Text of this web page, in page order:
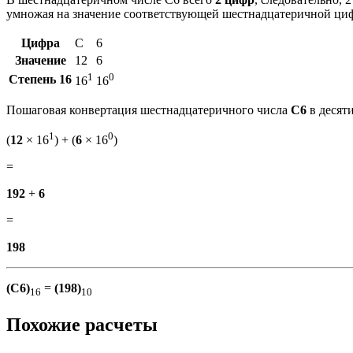
умножая на значение соответствующей шестнадцатеричной
Цифра C
6
Значение
12
6
Степень 16 161 160
Пошаговая конвертация шестнадцатеричного числа C6 в
(12 × 161 ) + (6 × 160)
=
192 + 6
=
198
(C6)16 = (198)10
Похожие расчеты